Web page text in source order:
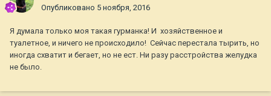
Опубликовано 5 ноября, 2016
Я думала только моя такая гурманка! И хозяйственное и
туалетное, и ничего не происходило! Сейчас перестала тырить, но
иногда схватит и бегает, но не ест. Ни разу расстройства желудка
не было.